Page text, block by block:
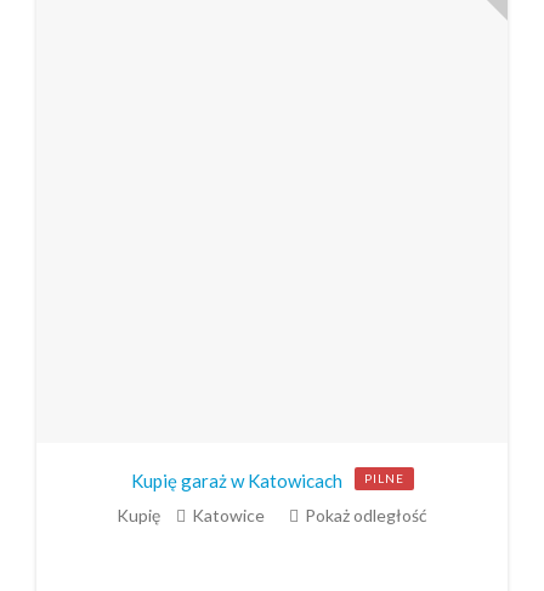
Kupię garaż w Katowicach PILNE
Kupię Katowice Pokaż odległość